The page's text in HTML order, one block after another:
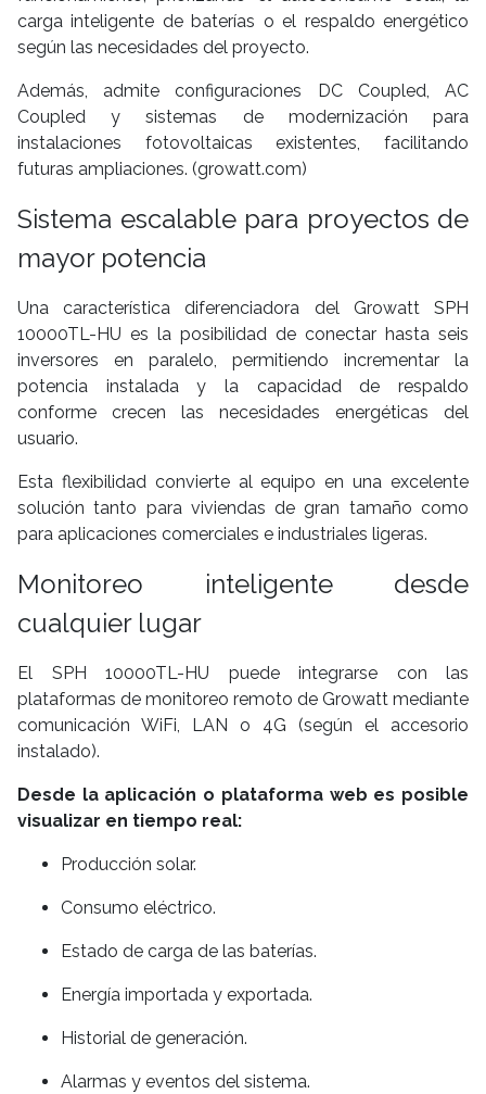
carga inteligente de baterías o el respaldo energético
según las necesidades del proyecto.
Además, admite configuraciones DC Coupled, AC
Coupled y sistemas de modernización para
instalaciones fotovoltaicas existentes, facilitando
futuras ampliaciones. (growatt.com)
Sistema escalable para proyectos de
mayor potencia
Una característica diferenciadora del Growatt SPH
10000TL-HU es la posibilidad de conectar hasta seis
inversores en paralelo, permitiendo incrementar la
potencia instalada y la capacidad de respaldo
conforme crecen las necesidades energéticas del
usuario.
Esta flexibilidad convierte al equipo en una excelente
solución tanto para viviendas de gran tamaño como
para aplicaciones comerciales e industriales ligeras.
Monitoreo inteligente desde
cualquier lugar
El SPH 10000TL-HU puede integrarse con las
plataformas de monitoreo remoto de Growatt mediante
comunicación WiFi, LAN o 4G (según el accesorio
instalado).
Desde la aplicación o plataforma web es posible
visualizar en tiempo real:
Producción solar.
Consumo eléctrico.
Estado de carga de las baterías.
Energía importada y exportada.
Historial de generación.
Alarmas y eventos del sistema.